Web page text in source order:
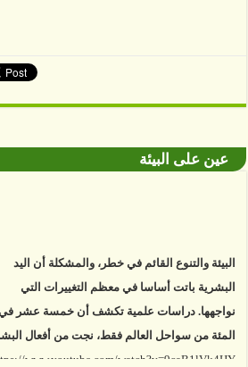
عين على البيئة
البيئة والتنوع القائم في خطر، والمشكلة أن اليد
البشرية باتت أساسا في معظم التغييرات التي
نواجهها. دراسات علمية تكشف أن خمسة عشر في
المئة من سواحل العالم فقط، نجت من أفعال
www.youtube.com/watch?v=9caB1lVk4HY